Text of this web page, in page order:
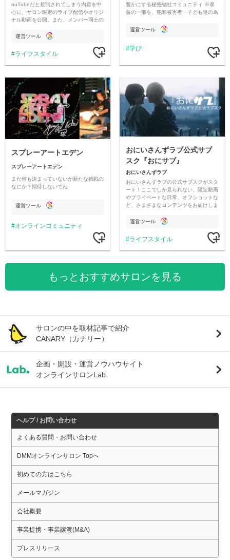
ouTubeだと規制されてしまう内容を中
心に、サロン限定のライブ配信やオリジ
ナル動画を公開。また、メンバー同士の
ただいています。
運営ツール
ライフスタイル
豊かにする秘密結社コミュニティ ※収
益の一部を、犯罪被害者・子ども達の為
す運営ツール
学び
スプレーアートエデン
スプレーアートエデン
まだ何も決まっていないが新たな挑戦の
なにか？期待しないでね
運営ツール
オンラインコミュニティ
おにいさんずラブ公式サブ
スク『おにサブ』
おにいさんずラブ
おにいさんずラブの公式サブスクがスタ
ート！ここでしか見られない、限定動画
やプライベートな日常、オフショットな
ど、さまざまなコンテンツをお届けしま
運営ツール
ライフスタイル
もっとおすすめサロンを見る
サロンの中を取材記事で紹介
CANARY（カナリー）
企画・開設・運営ノウハウサイト
オンラインサロンLab.
ヘルプ / お問い合わせ
よくある質問・お問い合わせ
DMMオンラインサロン Topへ
初めての方はこちら
メールマガジン
会社概要
事業提携・事業譲渡(M&A)
プレスリリース